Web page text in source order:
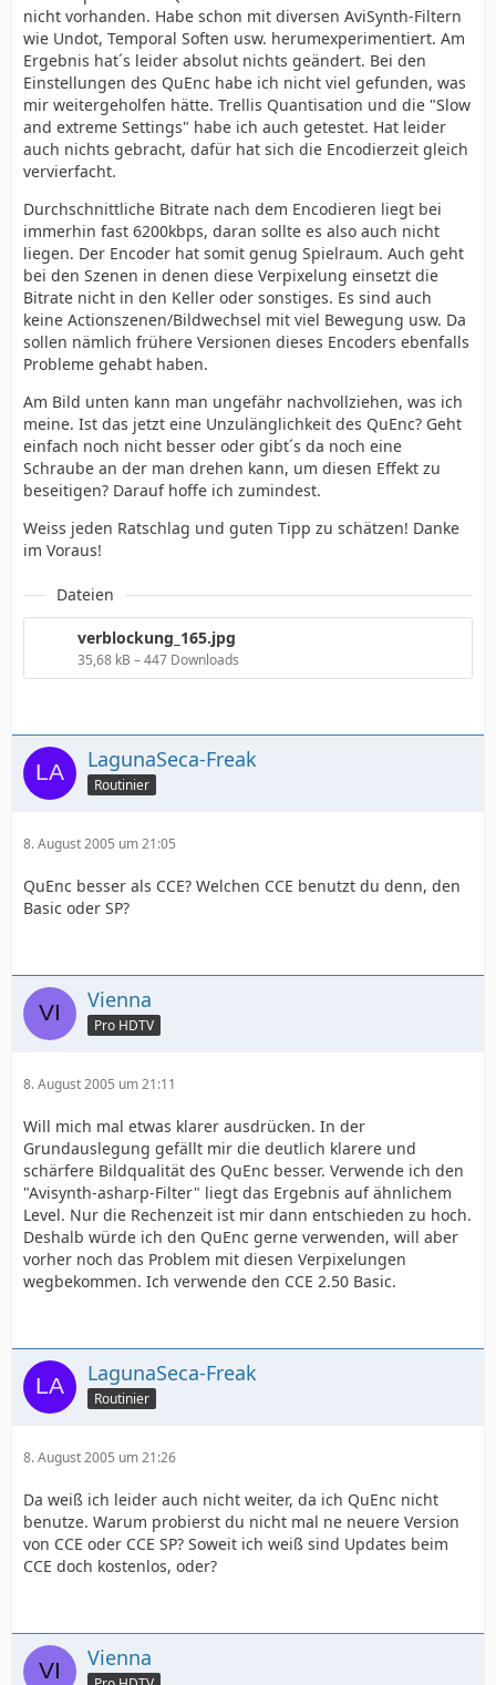
nicht vorhanden. Habe schon mit diversen AviSynth-Filtern
wie Undot, Temporal Soften usw. herumexperimentiert. Am
Ergebnis hat´s leider absolut nichts geändert. Bei den
Einstellungen des QuEnc habe ich nicht viel gefunden, was
mir weitergeholfen hätte. Trellis Quantisation und die "Slow
and extreme Settings" habe ich auch getestet. Hat leider
auch nichts gebracht, dafür hat sich die Encodierzeit gleich
vervierfacht.
Durchschnittliche Bitrate nach dem Encodieren liegt bei
immerhin fast 6200kbps, daran sollte es also auch nicht
liegen. Der Encoder hat somit genug Spielraum. Auch geht
bei den Szenen in denen diese Verpixelung einsetzt die
Bitrate nicht in den Keller oder sonstiges. Es sind auch
keine Actionszenen/Bildwechsel mit viel Bewegung usw. Da
sollen nämlich frühere Versionen dieses Encoders ebenfalls
Probleme gehabt haben.
Am Bild unten kann man ungefähr nachvollziehen, was ich
meine. Ist das jetzt eine Unzulänglichkeit des QuEnc? Geht
einfach noch nicht besser oder gibt´s da noch eine
Schraube an der man drehen kann, um diesen Effekt zu
beseitigen? Darauf hoffe ich zumindest.
Weiss jeden Ratschlag und guten Tipp zu schätzen! Danke
im Voraus!
Dateien
verblockung_165.jpg
35,68 kB – 447 Downloads
LagunaSeca-Freak
Routinier
8. August 2005 um 21:05
QuEnc besser als CCE? Welchen CCE benutzt du denn, den
Basic oder SP?
Vienna
Pro HDTV
8. August 2005 um 21:11
Will mich mal etwas klarer ausdrücken. In der
Grundauslegung gefällt mir die deutlich klarere und
schärfere Bildqualität des QuEnc besser. Verwende ich den
"Avisynth-asharp-Filter" liegt das Ergebnis auf ähnlichem
Level. Nur die Rechenzeit ist mir dann entschieden zu hoch.
Deshalb würde ich den QuEnc gerne verwenden, will aber
vorher noch das Problem mit diesen Verpixelungen
wegbekommen. Ich verwende den CCE 2.50 Basic.
LagunaSeca-Freak
Routinier
8. August 2005 um 21:26
Da weiß ich leider auch nicht weiter, da ich QuEnc nicht
benutze. Warum probierst du nicht mal ne neuere Version
von CCE oder CCE SP? Soweit ich weiß sind Updates beim
CCE doch kostenlos, oder?
Vienna